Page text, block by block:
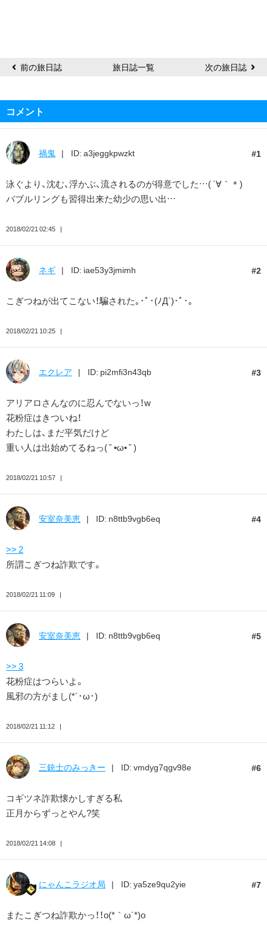
前の旅日誌 旅日誌一覧 次の旅日誌
コメント
1
禍鬼 ID: a3jeggkpwzkt
泳ぐより、沈む、浮かぶ、流されるのが得意でした…( ´∀｀＊)
バブルリングも習得出来た幼少の思い出…
2018/02/21 02:45
2
ネギ ID: iae53y3jmimh
こぎつねが出てこない！騙された｡･ﾟ･(ﾉД`)･ﾟ･｡
2018/02/21 10:25
3
エクレア ID: pi2mfi3n43qb
アリアロさんなのに忍んでないっ！w
花粉症はきついね！
わたしは、まだ平気だけど
重い人は出始めてるねっ( ˘ •ω• ˘ )
2018/02/21 10:57
4
安室奈美恵 ID: n8ttb9vgb6eq
>> 2
所謂こぎつね詐欺です。
2018/02/21 11:09
5
安室奈美恵 ID: n8ttb9vgb6eq
>> 3
花粉症はつらいよ。
風邪の方がまし(*´･ω･)
2018/02/21 11:12
6
三銃士のみっきー ID: vmdyg7qgv98e
コギツネ詐欺懐かしすぎる私
正月からずっとやん?笑
2018/02/21 14:08
7
にゃんこラジオ局 ID: ya5ze9qu2yie
またこぎつね詐欺かっ！！o(*｀ω´*)o